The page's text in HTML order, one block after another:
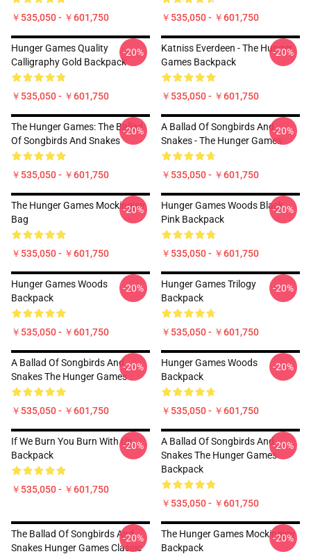
￥535,050 - ￥601,750 ￥535,050 - ￥601,750
Hunger Games Quality
Calligraphy Gold Backpack
￥535,050 - ￥601,750
-20%
Katniss Everdeen - The Hunger
Games Backpack
￥535,050 - ￥601,750
-20%
The Hunger Games: The Ballad
Of Songbirds And Snakes
￥535,050 - ￥601,750
-20%
A Ballad Of Songbirds And
Snakes - The Hunger Games
￥535,050 - ￥601,750
-20%
The Hunger Games Mockingjay
Bag
￥535,050 - ￥601,750
-20%
Hunger Games Woods Black
Pink Backpack
￥535,050 - ￥601,750
-20%
Hunger Games Woods
Backpack
￥535,050 - ￥601,750
-20%
Hunger Games Trilogy
Backpack
￥535,050 - ￥601,750
-20%
A Ballad Of Songbirds And
Snakes The Hunger Games
￥535,050 - ￥601,750
-20%
Hunger Games Woods
Backpack
￥535,050 - ￥601,750
-20%
If We Burn You Burn With Us
Backpack
￥535,050 - ￥601,750
-20%
A Ballad Of Songbirds And
Snakes The Hunger Games
Backpack
￥535,050 - ￥601,750
-20%
The Ballad Of Songbirds And
Snakes Hunger Games Classic
-20%
The Hunger Games Mockingjay
Backpack
-20%